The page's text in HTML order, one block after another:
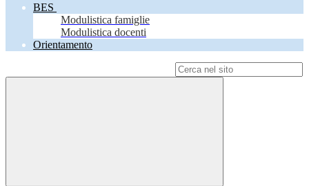
BES
Modulistica famiglie
Modulistica docenti
Orientamento